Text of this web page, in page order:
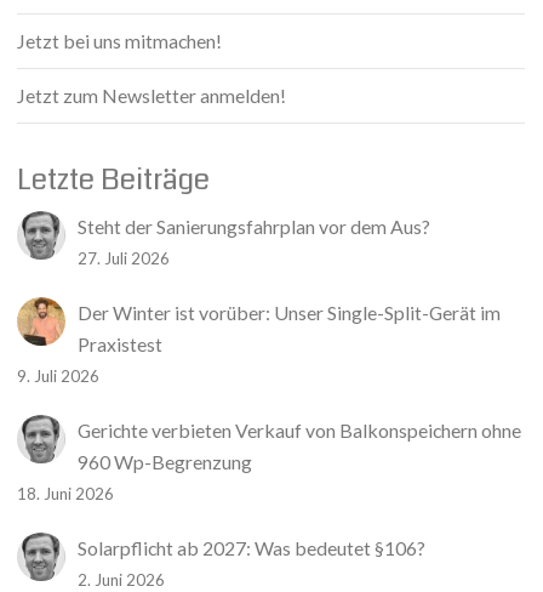
Jetzt bei uns mitmachen!
Jetzt zum Newsletter anmelden!
Letzte Beiträge
Steht der Sanierungsfahrplan vor dem Aus?
27. Juli 2026
Der Winter ist vorüber: Unser Single-Split-Gerät im
Praxistest
9. Juli 2026
Gerichte verbieten Verkauf von Balkonspeichern ohne
960 Wp-Begrenzung
18. Juni 2026
Solarpflicht ab 2027: Was bedeutet §106?
2. Juni 2026